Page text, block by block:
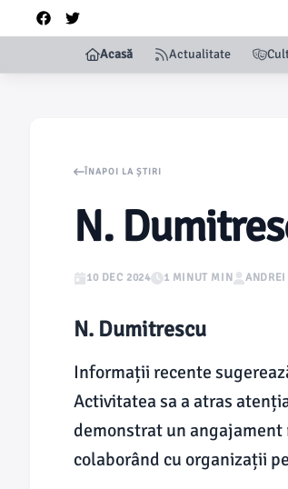
Acasă Actualitate
ÎNAPOI LA ȘTIRI
N.
10 DEC 2024 1 MINUT MIN ANDREI
N. Dumitrescu
Informații recente
Activitatea sa a atras
demonstrat un
colaborând cu organizații